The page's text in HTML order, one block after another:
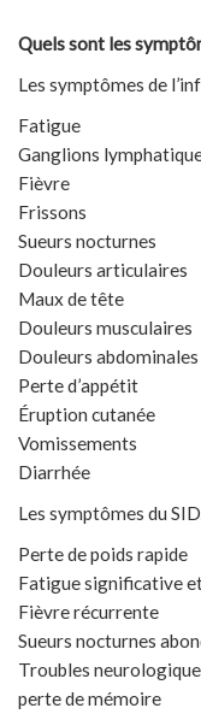
Quels sont les
Les symptômes de
Fatigue
Ganglions
Fièvre
Frissons
Sueurs nocturnes
Douleurs articulaires
Maux de tête
Douleurs musculaires
Douleurs abdominales
Perte d’appétit
Éruption cutanée
Vomissements
Diarrhée
Les symptômes du
Perte de poids rapide
Fatigue significative
Fièvre récurrente
Sueurs nocturnes
Troubles
perte de mémoire